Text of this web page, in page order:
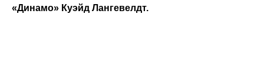
«Динамо» Куэйд Лангевелдт.